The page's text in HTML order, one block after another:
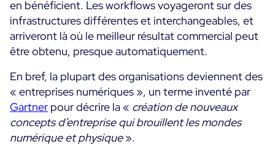
Customer Care
Formation
The Watch
Github
RESSOURCES
Choisir une solution de supervision open source ou
payante selon le critère du TCO
Supervision au-delà de l’IT : un guide de survie pour
la convergence IT/OT
en bénéficient. Les workflows voyageront sur des
infrastructures différentes et interchangeables, et
arriveront là où le meilleur résultat commercial peut
être obtenu, presque automatiquement.
En bref, la plupart des organisations deviennent des
« entreprises numériques », un terme inventé par
Gartner pour décrire la « création de nouveaux
concepts d’entreprise qui brouillent les mondes
numérique et physique».